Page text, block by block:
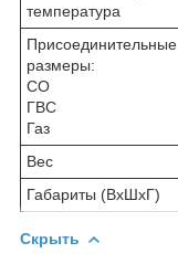
температура
Присоединительные
размеры:
СО
ГВС
Газ
Вес
Габариты (ВхШхГ)
Скрыть